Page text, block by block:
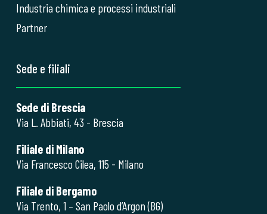
Industria chimica e processi industriali
Partner
Sede e filiali
Sede di Brescia
Via L. Abbiati, 43 - Brescia
Filiale di Milano
Via Francesco Cilea, 115 - Milano
Filiale di Bergamo
Via Trento, 1 – San Paolo d’Argon (BG)